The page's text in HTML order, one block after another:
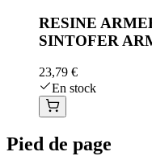
RESINE
SINTOFER
23,79 €
En stock
Pied de page